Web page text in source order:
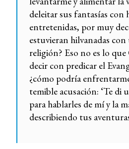
deleitar sus fantasías con
entretenidas, por muy
estuvieran hilvanadas
religión? Eso no es lo
decir con predicar el
¿cómo podría
temible acusación: ‘Te
para hablarles de mí y la
describiendo tus